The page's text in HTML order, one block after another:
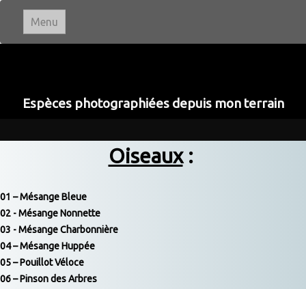
Menu
Portraits
Animaux▼
Macro & Proxi
Espèces photographiées depuis mon terrain
Oiseaux:
01 – Mésange Bleue
02 - Mésange Nonnette
03 - Mésange Charbonnière
04 – Mésange Huppée
05 – Pouillot Véloce
06 – Pinson des Arbres